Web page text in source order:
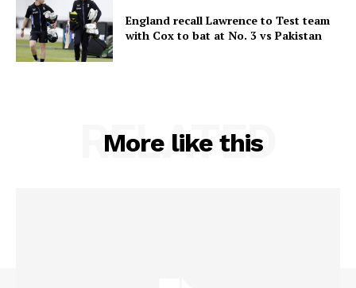
England recall Lawrence to Test team
with Cox to bat at No. 3 vs Pakistan
More like this
RELATED